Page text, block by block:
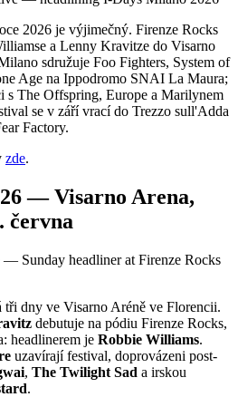
2026 je výjimečný. Firenze Rocks
a Lenny Kravitze do Visarno
sdružuje Foo Fighters, System of
Age na Ippodromo SNAI La Maura;
s The Offspring, Europe a Marilynem
se v září vrací do Trezzo sull'Adda
Factory.
zde.
— Visarno Arena,
června
tři dny ve Visarno Aréně ve Florencii.
debutuje na pódiu Firenze Rocks,
headlinerem je Robbie Williams.
uzavírají festival, doprovázeni post-
, The Twilight Sad a irskou
.